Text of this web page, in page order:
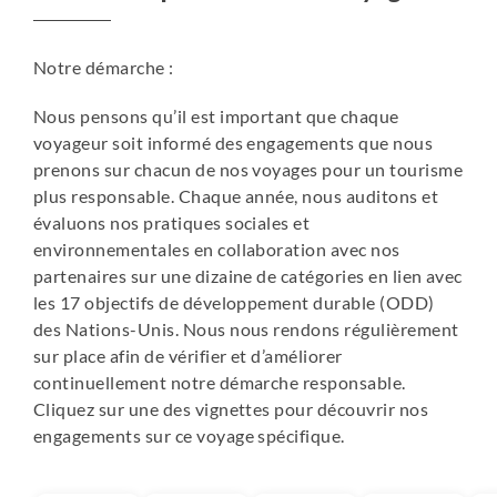
les familles)
de leurs récoltes
• favoriser le travail des femmes des communautés
• mieux comprendre comment vit la population andine,
leurs traditions, leur connexion à la "pachamama"
• partager, si on le souhaite, certaines activités avec les
familles et créer de riches échanges.
Vous serez parfois logés chez une même famille, parfois
répartis dans plusieurs maisons. Les maisons sont toutes
différentes mais elles ont certains points communs :
• les chambres sont simples mais propres
• chacun aura un matelas, plusieurs couvertures et un
oreiller
Notre démarche :
Nous pensons qu’il est important que chaque
voyageur soit informé des engagements que nous
prenons sur chacun de nos voyages pour un tourisme
plus responsable. Chaque année, nous auditons et
évaluons nos pratiques sociales et
environnementales en collaboration avec nos
partenaires sur une dizaine de catégories en lien avec
les 17 objectifs de développement durable (ODD)
des Nations-Unis. Nous nous rendons régulièrement
sur place afin de vérifier et d’améliorer
continuellement notre démarche responsable.
Cliquez sur une des vignettes pour découvrir nos
engagements sur ce voyage spécifique.